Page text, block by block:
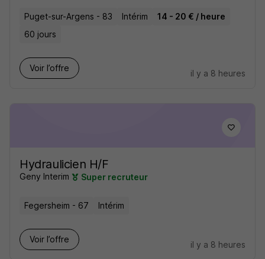
Puget-sur-Argens - 83 Intérim
14 - 20 € / heure
60 jours
Voir l’offre
il y a 8 heures
Hydraulicien H/F
Geny Interim Super recruteur
Fegersheim - 67 Intérim
Voir l’offre
il y a 8 heures